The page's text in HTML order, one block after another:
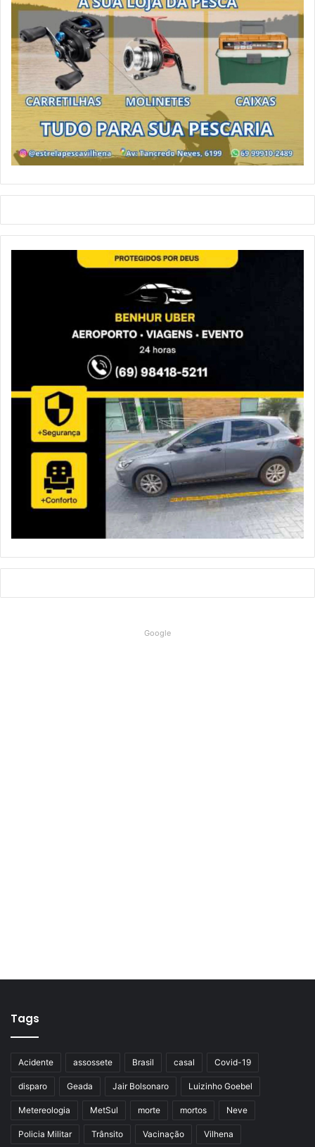
Google
Tags
Acidente assossete Brasil casal Covid-19
disparo Geada Jair Bolsonaro Luizinho Goebel
Metereologia MetSul morte mortos Neve
Policia Militar Trânsito Vacinação Vilhena